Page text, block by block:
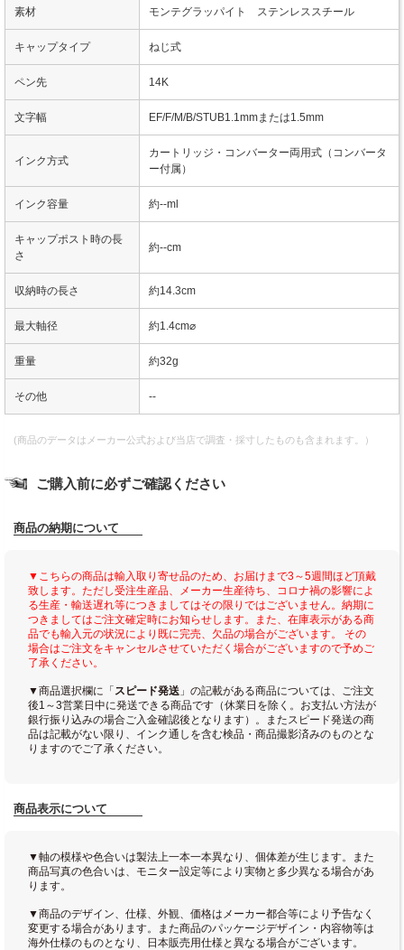
素材 モンテグラッパイト ステンレススチール
キャップタイプ ねじ式
ペン先 14K
文字幅 EF/F/M/B/STUB1.1mmまたは1.5mm
インク方式
カートリッジ・コンバーター両用式（コンバータ
ー付属）
インク容量 約--ml
キャップポスト時の長
さ
約--cm
収納時の長さ 約14.3cm
最大軸径 約1.4cm⌀
重量 約32g
その他 --
(商品のデータはメーカー公式および当店で調査・採寸したものも含まれます。）
ご購入前に必ずご確認ください
商品の納期について
▼こちらの商品は輸入取り寄せ品のため、お届けまで3～5週間ほど頂戴
致します。ただし受注生産品、メーカー生産待ち、コロナ禍の影響によ
る生産・輸送遅れ等につきましてはその限りではございません。納期に
つきましてはご注文確定時にお知らせします。また、在庫表示がある商
品でも輸入元の状況により既に完売、欠品の場合がございます。 その
場合はご注文をキャンセルさせていただく場合がございますので予めご
了承ください。
▼商品選択欄に「スピード発送 」の記載がある商品については、ご注文
後1～3営業日中に発送できる商品です（休業日を除く。お支払い方法が
銀行振り込みの場合ご入金確認後となります）。またスピード発送の商
品は記載がない限り、インク通しを含む検品・商品撮影済みのものとな
りますのでご了承ください。
商品表示について
▼軸の模様や色合いは製法上一本一本異なり、個体差が生じます。また
商品写真の色合いは、モニター設定等により実物と多少異なる場合があ
ります。
▼商品のデザイン、仕様、外観、価格はメーカー都合等により予告なく
変更する場合があります。また商品のパッケージデザイン・内容物等は
海外仕様のものとなり、日本販売用仕様と異なる場合がございます。